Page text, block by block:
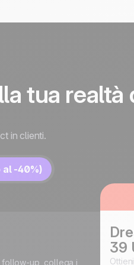
tua realtà
in clienti.
al -40%)
follow-up, collega i
39